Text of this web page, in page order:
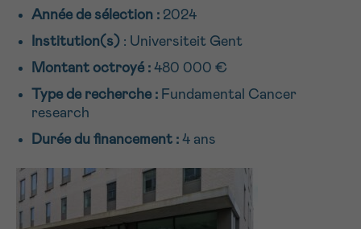
Année de sélection : 2024
Institution(s) : Universiteit Gent
Montant octroyé : 480 000 €
Type de recherche : Fundamental Cancer
research
Durée du financement : 4 ans
Je souhaite être rappelé.e
En savoir plus sur Cancerinfo
PRÉNOM
E-MAIL
VOTRE QUESTION
16h-18h
Suivant